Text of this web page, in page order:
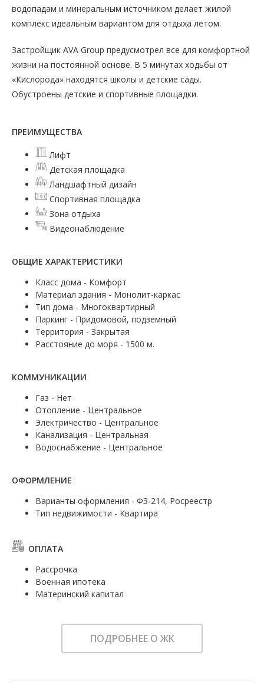
водопадам и минеральным источником делает жилой
комплекс идеальным вариантом для отдыха летом.
Застройщик AVA Group предусмотрел все для комфортной
жизни на постоянной основе. В 5 минутах ходьбы от
«Кислорода» находятся школы и детские сады.
Обустроены детские и спортивные площадки.
ПРЕИМУЩЕСТВА
Лифт
Детская площадка
Ландшафтный дизайн
Спортивная площадка
Зона отдыха
Видеонаблюдение
ОБЩИЕ ХАРАКТЕРИСТИКИ
Класс дома - Комфорт
Материал здания - Монолит-каркас
Тип дома - Многоквартирный
Паркинг - Придомовой, подземный
Территория - Закрытая
Расстояние до моря - 1500 м.
КОММУНИКАЦИИ
Газ - Нет
Отопление - Центральное
Электричество - Центральное
Канализация - Центральная
Водоснабжение - Центральное
ОФОРМЛЕНИЕ
Варианты оформления - ФЗ-214, Росреестр
Тип недвижимости - Квартира
ОПЛАТА
Рассрочка
Военная ипотека
Материнский капитал
ПОДРОБНЕЕ О ЖК